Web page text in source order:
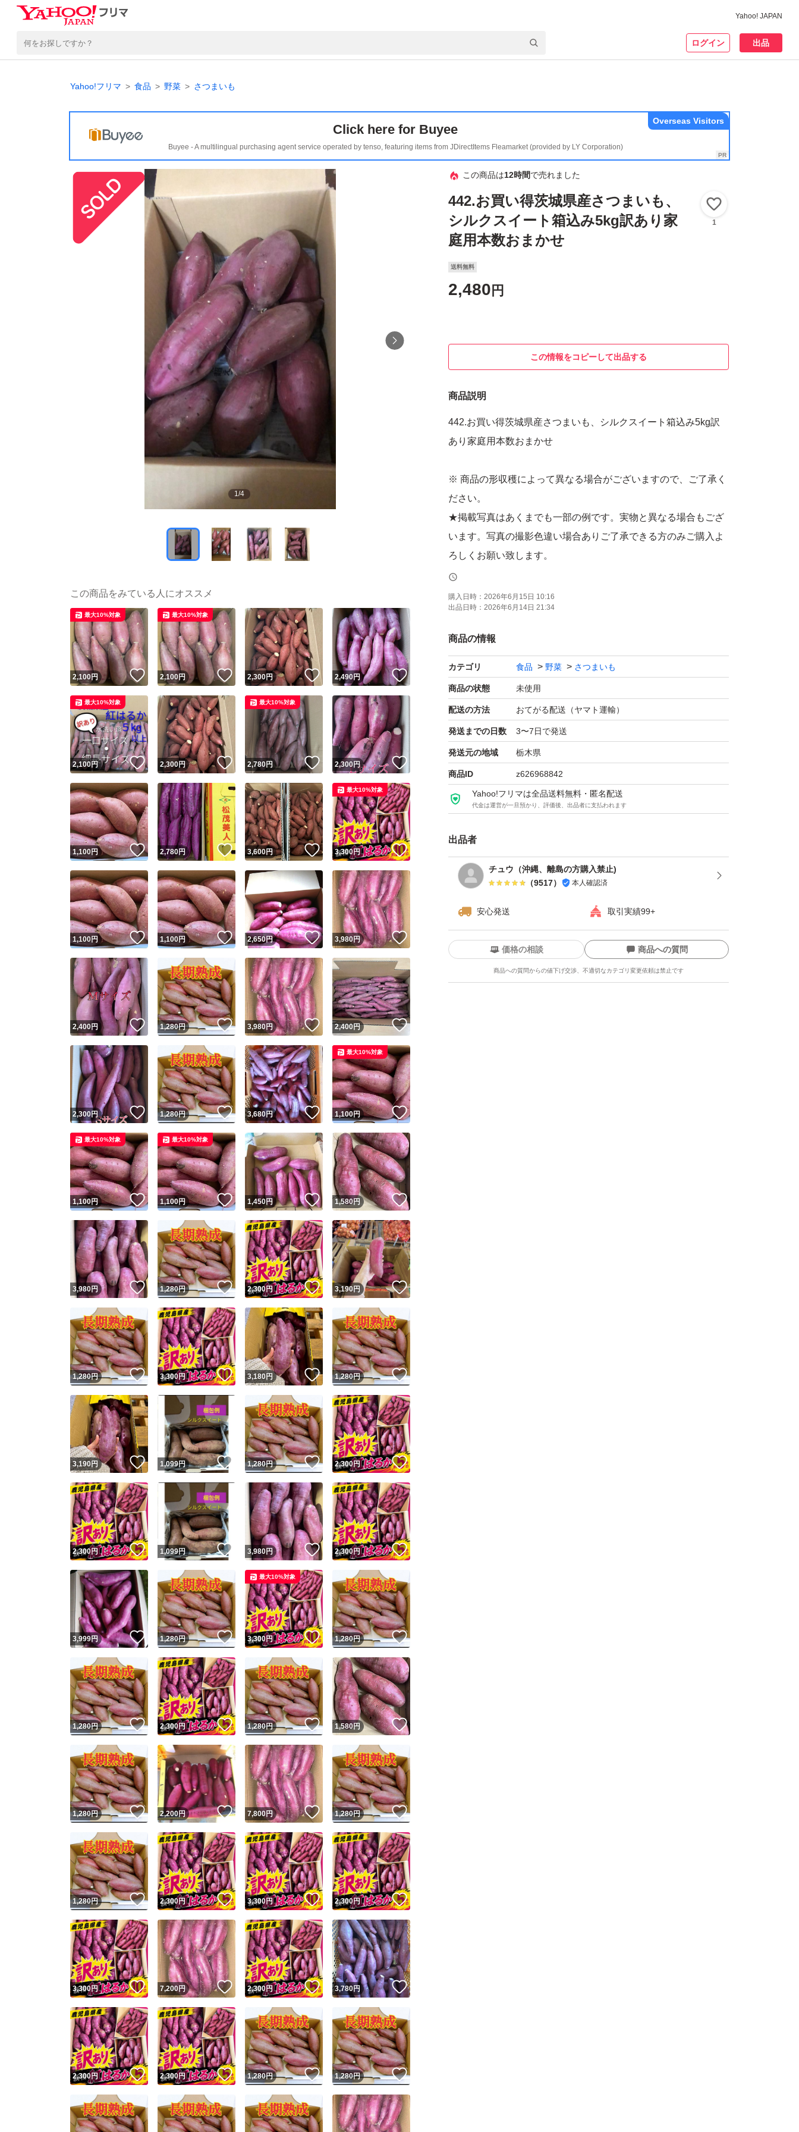
Yahoo! JAPAN
ログイン 出品
Yahoo!フリマ 食品 野菜 さつまいも
Click here for Buyee
Buyee - A multilingual purchasing agent service operated by tenso, featuring items from JDirectItems Fleamarket (provided by LY Corporation)
Overseas Visitors
1/4
この商品は12時間で売れました
442.お買い得茨城県産さつまいも、
シルクスイート箱込み5kg訳あり家
庭用本数おまかせ
1
送料無料
2,480 円
この情報をコピーして出品する
商品説明
442.お買い得茨城県産さつまいも、シルクスイート箱込み5kg訳
あり家庭用本数おまかせ
※ 商品の形収穫によって異なる場合がございますので、ご了承く
ださい。
★掲載写真はあくまでも一部の例です。実物と異なる場合もござ
います。写真の撮影色違い場合ありご了承できる方のみご購入よ
ろしくお願い致します。
品種は選べません。
※本数も入荷により様々ですので指定できません。また、掲載し
た写真の本数より大や小さい場合もあります。
「訳あり品」となりますので、形が不揃い・傷・皮むけ・サイズ
焼き芋、蒸し芋・干し芋・天ぷらなどにお楽しみながらお召し上
がりくださいませ。
【保存方法】
さい。
長期保存する場合は新聞紙に包んで段ボールに入れ、10℃前後の
環境で保存すると甘みが増します。
にてお知らせください。日付指定はできかねますがご了承くださ
い。
い、部屋番号の入れ忘れ等が頻発しております。発送先の郵便番
★プレゼントする方には必ず事前に送り先方にご連絡してくださ
購入日時： 2026年6月15日 10:16
出品日時： 2026年6月14日 21:34
商品の情報
カテゴリ 食品 野菜 さつまいも
商品の状態 未使用
配送の方法 おてがる配送（ヤマト運輸）
発送までの日数 3〜7日で発送
発送元の地域 栃木県
商品ID z626968842
Yahoo!フリマは全品送料無料・匿名配送
代金は運営が一旦預かり、評価後、出品者に支払われます
出品者
チュウ（沖縄、離島の方購入禁止)
（9517） 本人確認済
安心発送 取引実績99+
ユーザーの実績について
Yahoo!フリマが定めた一定の基準を満たしたユーザーにバッジを付与しています
安心取引出品者
安心取引出品者 Yahoo!フリマの基準をクリアした安心・安全なユーザーです
取引実績
取引実績◯+ このユーザーはYahoo!フリマの取引を完了させた実績があります
他フリマ実績◯+ このユーザーは他フリマサービスでの取引実績があります
スピード&安心発送
※このバッジは実績に基づく表示であり、発送を保証しているものではありません
スピード＆安心発送
このユーザーは高頻度で24時間以内＆設定した発送日数内に発送してい
ます
スピード発送 このユーザーは高頻度で24時間以内に発送しています
安心発送 このユーザーは設定した発送日数内に発送しています
価格の相談 商品への質問
商品への質問からの値下げ交渉、不適切なカテゴリ変更依頼は禁止です
この商品の情報をコピーします
商品画像の無断転載は禁止されています
コピーは1商品につき1回です
出品ページへ
キャンセル
この商品をみている人にオススメ
2,100円 いいね！
最大10%対象
2,100円 いいね！
最大10%対象
2,300円 いいね！
2,490円 いいね！
2,100円 いいね！
最大10%対象
2,300円 いいね！
2,780円 いいね！
最大10%対象
2,300円
1,100円 いいね！
2,780円 いいね！
3,600円 いいね！
3,300円 いいね！
最大10%対象
1,100円 いいね！
1,100円 いいね！
2,650円 いいね！
3,980円
2,400円 いいね！
1,280円 いいね！
3,980円 いいね！
2,400円 いいね！
2,300円 いいね！
1,280円 いいね！
3,680円 いいね！
1,100円 いいね！
最大10%対象
1,100円 いいね！
最大10%対象
1,100円 いいね！
最大10%対象
1,450円 いいね！
1,580円 いいね！
3,980円 いいね！
1,280円 いいね！
2,300円 いいね！
3,190円 いいね！
1,280円 いいね！
3,300円 いいね！
3,180円 いいね！
1,280円 いいね！
3,190円 いいね！
1,099円 いいね！
1,280円 いいね！
2,300円 いいね！
2,300円 いいね！
1,099円 いいね！
3,980円 いいね！
2,300円 いいね！
3,999円 いいね！
1,280円 いいね！
3,300円 いいね！
最大10%対象
1,280円 いいね！
1,280円 いいね！
2,300円 いいね！
1,280円 いいね！
1,580円 いいね！
1,280円 いいね！
2,200円 いいね！
7,800円 いいね！
1,280円 いいね！
1,280円 いいね！
2,300円 いいね！
3,300円 いいね！
2,300円 いいね！
3,300円 いいね！
7,200円 いいね！
2,300円 いいね！
3,780円 いいね！
2,300円 いいね！
2,300円 いいね！
1,280円 いいね！
1,280円 いいね！